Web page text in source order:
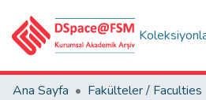
Ana Sayfa
Fakülteler / Faculties